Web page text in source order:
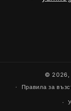
© 2026,
Правила за